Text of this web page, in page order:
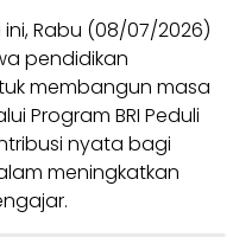
Rabu (08/07/2026)
pendidikan
membangun masa
Program BRI Peduli
nyata bagi
meningkatkan